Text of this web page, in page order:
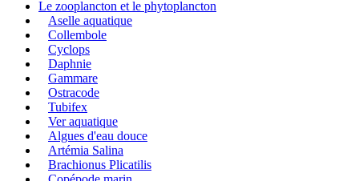
Le zooplancton et le phytoplancton
Aselle aquatique
Collembole
Cyclops
Daphnie
Gammare
Ostracode
Tubifex
Ver aquatique
Algues d'eau douce
Artémia Salina
Brachionus Plicatilis